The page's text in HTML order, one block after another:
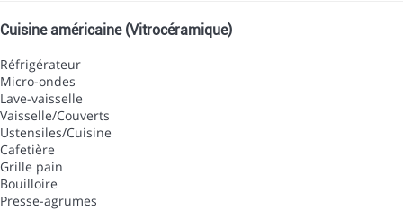
Cuisine américaine (Vitrocéramique)
Réfrigérateur
Micro-ondes
Lave-vaisselle
Vaisselle/Couverts
Ustensiles/Cuisine
Cafetière
Grille pain
Bouilloire
Presse-agrumes